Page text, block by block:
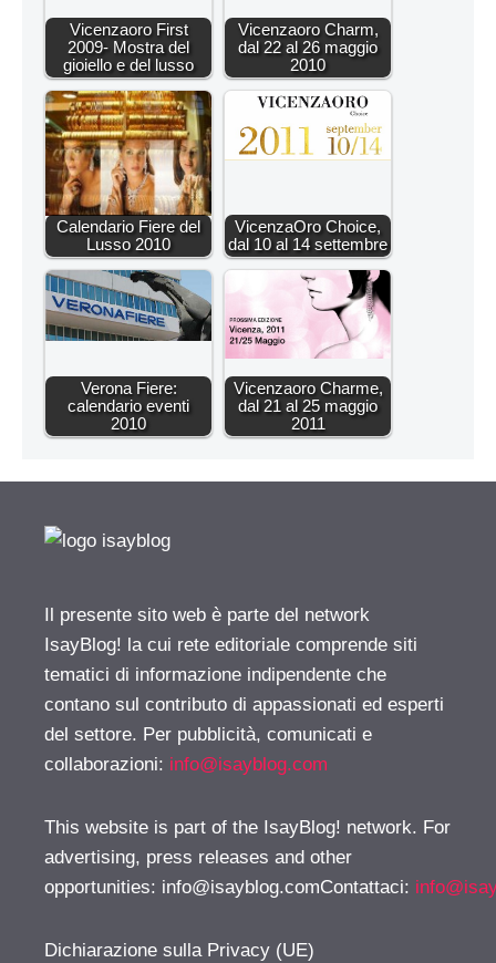
Vicenzaoro First
2009- Mostra del
gioiello e del lusso
Vicenzaoro Charm,
dal 22 al 26 maggio
2010
Calendario Fiere del
Lusso 2010
VicenzaOro Choice,
dal 10 al 14 settembre
Verona Fiere:
calendario eventi
2010
Vicenzaoro Charme,
dal 21 al 25 maggio
2011
Il presente sito web è parte del network
IsayBlog! la cui rete editoriale comprende siti
tematici di informazione indipendente che
contano sul contributo di appassionati ed esperti
del settore. Per pubblicità, comunicati e
collaborazioni: info@isayblog.com
This website is part of the IsayBlog! network. For
advertising, press releases and other
opportunities: info@isayblog.comContattaci:
Dichiarazione sulla Privacy (UE)